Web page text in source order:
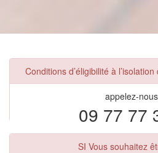
Conditions d’éligibilité à
appelez-
09 77 77
SI Vous souhaitez